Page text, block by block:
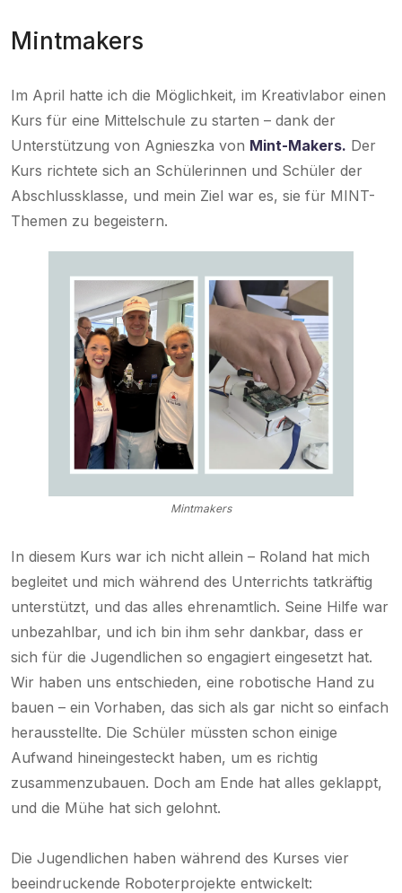
Mintmakers
Im April hatte ich die Möglichkeit, im Kreativlabor einen
Kurs für eine Mittelschule zu starten – dank der
Unterstützung von Agnieszka von Mint-Makers. Der
Kurs richtete sich an Schülerinnen und Schüler der
Abschlussklasse, und mein Ziel war es, sie für MINT-
Themen zu begeistern.
Mintmakers
In diesem Kurs war ich nicht allein – Roland hat mich
begleitet und mich während des Unterrichts tatkräftig
unterstützt, und das alles ehrenamtlich. Seine Hilfe war
unbezahlbar, und ich bin ihm sehr dankbar, dass er
sich für die Jugendlichen so engagiert eingesetzt hat.
Wir haben uns entschieden, eine robotische Hand zu
bauen – ein Vorhaben, das sich als gar nicht so einfach
herausstellte. Die Schüler müssten schon einige
Aufwand hineingesteckt haben, um es richtig
zusammenzubauen. Doch am Ende hat alles geklappt,
und die Mühe hat sich gelohnt.
Die Jugendlichen haben während des Kurses vier
beeindruckende Roboterprojekte entwickelt: